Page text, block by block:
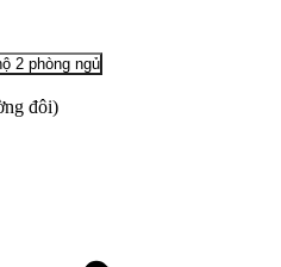
2 phòng ngủ
đôi)